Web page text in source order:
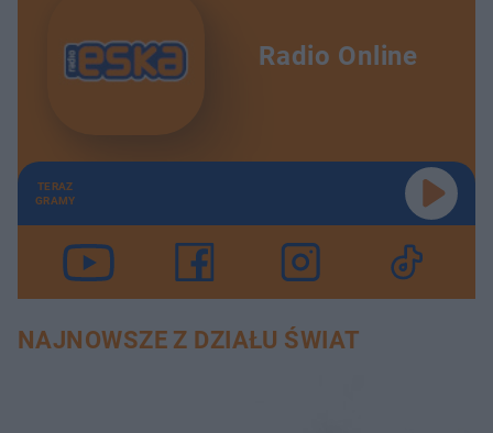
Radio Online
TERAZ
GRAMY
NAJNOWSZE Z DZIAŁU ŚWIAT